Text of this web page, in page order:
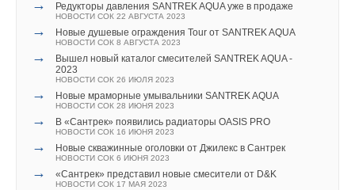
→ Редукторы давления SANTREK AQUA уже в продаже
НОВОСТИ СОК 22 АВГУСТА 2023
→ Новые душевые ограждения Tour от SANTREK AQUA
НОВОСТИ СОК 8 АВГУСТА 2023
→
Вышел новый каталог смесителей SANTREK AQUA -
2023
НОВОСТИ СОК 26 ИЮЛЯ 2023
→ Новые мраморные умывальники SANTREK AQUA
НОВОСТИ СОК 28 ИЮНЯ 2023
→ В «Сантрек» появились радиаторы OASIS PRO
НОВОСТИ СОК 16 ИЮНЯ 2023
→ Новые скважинные оголовки от Джилекс в Сантрек
НОВОСТИ СОК 6 ИЮНЯ 2023
→ «Сантрек» представил новые смесители от D&K
НОВОСТИ СОК 17 МАЯ 2023
Xylem (XYL) — мировой лидер в области водных технологий,
стремящийся решать важнейшие задачи в области водных
ресурсов и инфраструктуры с помощью технологических
инноваций. Компания Xylem насчитывает более 16000
сотрудников по всему миру. В 2019 году выручка компании
составила $5,25 млрд. Мы создаем комплексные
и устойчивые решения для наших клиентов, позволяющие
оптимизировать управление водными ресурсами и помогая
сообществам в более чем 150 странах мира иметь доступ
Уведомления отключены
Комментарии
В этой теме еще нет комментариев
Добавить комментарий
является то, что переход на цифровые технологии,
энергоэффективность и защита климата тесно
взаимосвязаны
», — добавляет председатель правления
и генеральный директор группы Wilo.
Используя продукцию Abionik Group, а также имеющийся
собственный портфель и портфель компании GVA,
приобретенной в 2016 году, компания Wilo сможет
предложить заказчикам значительно более широкий спектр
решений для управления водными ресурсами, а также для